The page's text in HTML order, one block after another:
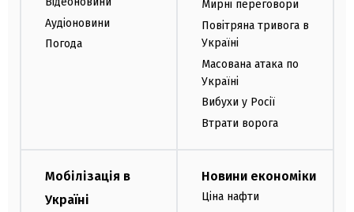
Аудіоновини
Погода
Мирні переговори
Повітряна тривога в
Україні
Масована атака по
Україні
Вибухи у Росії
Втрати ворога
Мобілізація в
Україні
Новини економіки
Ціна нафти